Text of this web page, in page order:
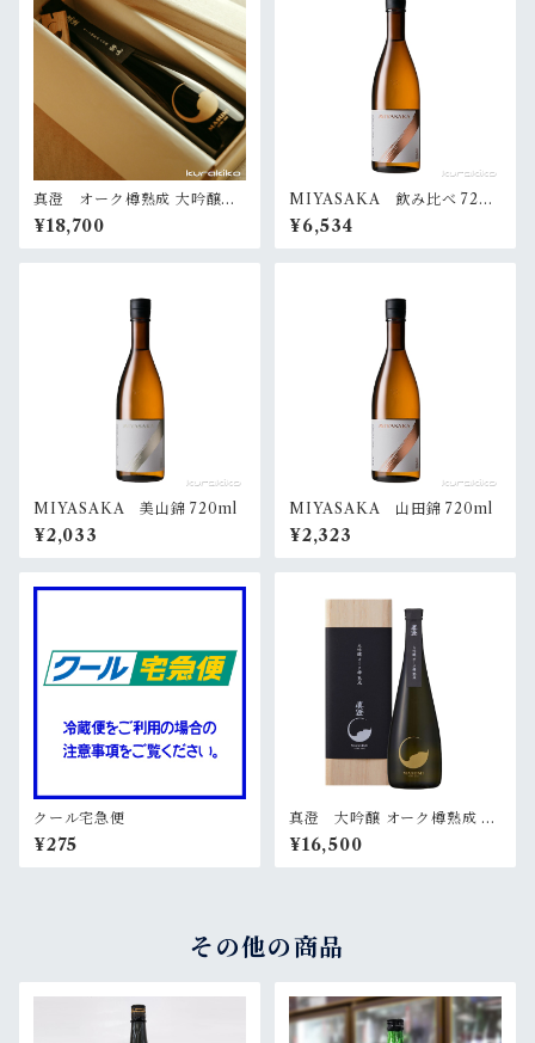
真澄 オーク樽熟成 大吟醸
『静山』720ml（桐箱入）
¥18,700
MIYASAKA 飲み比べ 720
ml✕３本
¥6,534
MIYASAKA 美山錦 720ml
¥2,033
MIYASAKA 山田錦 720ml
¥2,323
クール宅急便
¥275
真澄 大吟醸 オーク樽熟成 72
0ml（桐箱入）
¥16,500
その他の商品